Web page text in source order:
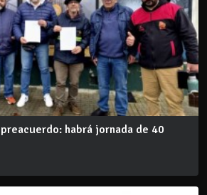
preacuerdo: habrá jornada de 40